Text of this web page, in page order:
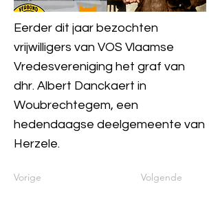
Eerder dit jaar bezochten
vrijwilligers van VOS Vlaamse
Vredesvereniging het graf van
dhr. Albert Danckaert in
Woubrechtegem, een
hedendaagse deelgemeente van
Herzele.
Vorige Volgende